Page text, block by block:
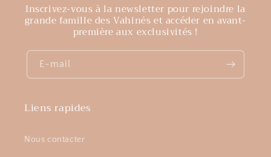
Inscrivez-vous à la newsletter pour rejoindre la
grande famille des Vahinés et accéder en avant-
première aux exclusivités !
E-mail
Liens rapides
Nous contacter